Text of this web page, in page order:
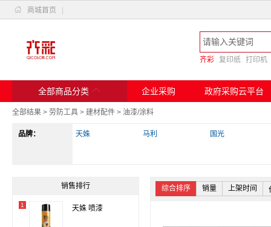
 商城首页
齐彩 复印纸 打印机
全部商品分类  企业采购 政府采购云平台
全部结果 > 劳防工具 > 建材配件 > 油漆/涂料
品牌： 天姝 马利 国光
销售排行
1 天姝 喷漆
综合排序 销量 上架时间